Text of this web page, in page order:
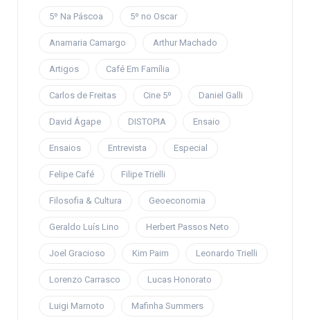
5º Na Páscoa 5º no Oscar
Anamaria Camargo Arthur Machado
Artigos Café Em Família
Carlos de Freitas Cine 5º Daniel Galli
David Ágape DISTOPIA Ensaio
Ensaios Entrevista Especial
Felipe Café Filipe Trielli
Filosofia & Cultura Geoeconomia
Geraldo Luís Lino Herbert Passos Neto
Joel Gracioso Kim Paim Leonardo Trielli
Lorenzo Carrasco Lucas Honorato
Luigi Marnoto Mafinha Summers